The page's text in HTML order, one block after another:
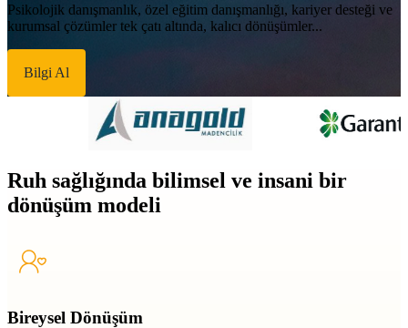
Psikolojik danışmanlık, özel eğitim danışmanlığı, kariyer desteği ve
kurumsal çözümler tek çatı altında, kalıcı dönüşümler...
Bilgi Al
Ruh sağlığında bilimsel ve insani bir
dönüşüm modeli
Bireysel Dönüşüm